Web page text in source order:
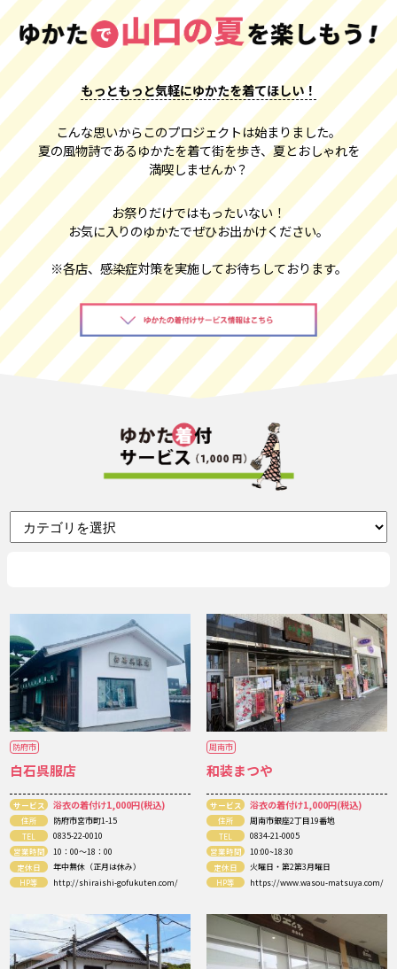
もっともっと気軽にゆかたを着てほしい！
こんな思いからこのプロジェクトは始まりました。
夏の風物詩であるゆかたを着て街を歩き、夏とおしゃれを
満喫しませんか？
お祭りだけではもったいない！
お気に入りのゆかたでぜひお出かけください。
※各店、感染症対策を実施してお待ちしております。
防府市
白石呉服店
サービス 浴衣の着付け1,000円(税込)
住所 防府市宮市町1-15
TEL 0835-22-0010
営業時間 10：00～18：00
定休日 年中無休（正月は休み）
HP等 http://shiraishi-gofukuten.com/
周南市
和装まつや
サービス 浴衣の着付け1,000円(税込)
住所 周南市銀座2丁目19番地
TEL 0834-21-0005
営業時間 10:00~18:30
定休日 火曜日・第2第3月曜日
HP等 https://www.wasou-matsuya.com/